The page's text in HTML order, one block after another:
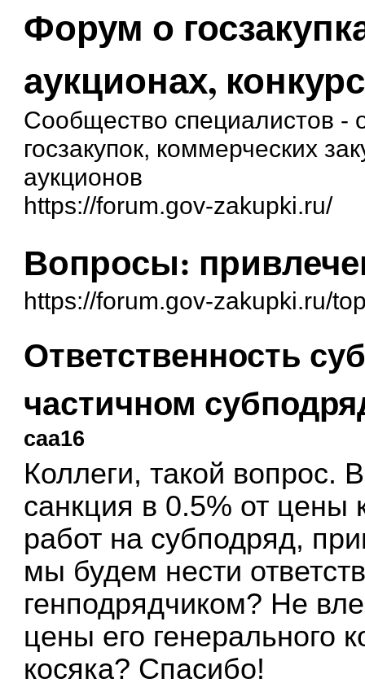
Форум о
аукционах,
Сообщество специалистов -
госзакупок, коммерческих
аукционов
https://forum.gov-zakupki.ru/
Вопросы:
https://forum.gov-zakupki.ru/
Ответственность
частичном
caa16
Коллеги, такой вопрос.
санкция в 0.5% от цены
работ на субподряд,
мы будем нести
генподрядчиком? Не
цены его генерального
косяка? Спасибо!